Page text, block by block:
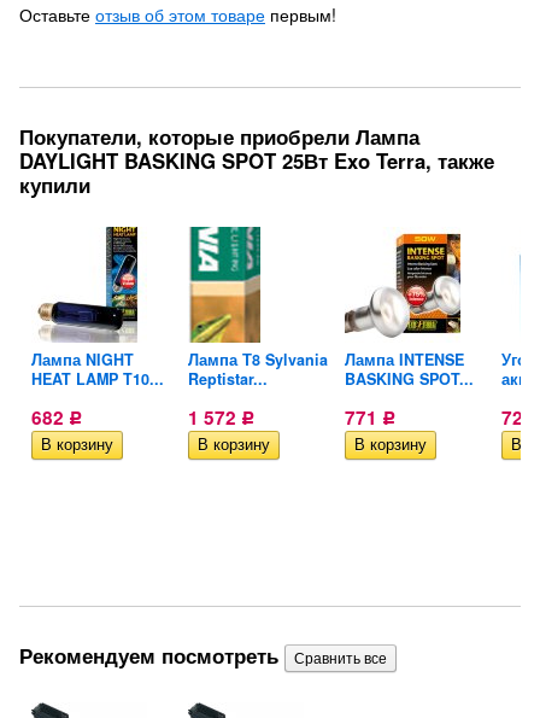
Оставьте отзыв об этом товаре первым!
Покупатели, которые приобрели Лампа
DAYLIGHT BASKING SPOT 25Вт Exo Terra, также
купили
Лампа NIGHT
HEAT LAMP T10...
682 Р
Лампа Т8 Sylvania
Reptistar...
1 572 Р
Лампа INTENSE
BASKING SPOT...
771 Р 729
Рекомендуем посмотреть